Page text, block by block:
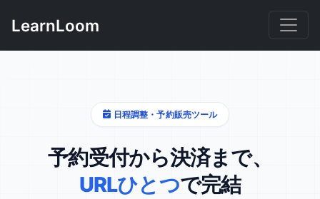
LearnLoom
日程調整・予約販売ツール
予約受付から決済まで、
URLひとつで完結